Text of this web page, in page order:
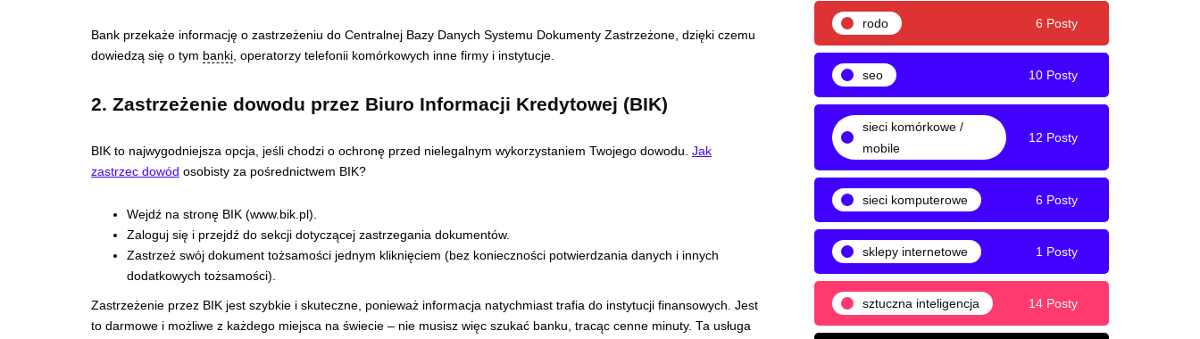
Bank przekaże informację o zastrzeżeniu do Centralnej Bazy Danych Systemu Dokumenty Zastrzeżone, dzięki czemu
dowiedzą się o tym banki, operatorzy telefonii komórkowych inne firmy i instytucje.
2. Zastrzeżenie dowodu przez Biuro Informacji Kredytowej (BIK)
BIK to najwygodniejsza opcja, jeśli chodzi o ochronę przed nielegalnym wykorzystaniem Twojego dowodu. Jak
zastrzec dowód osobisty za pośrednictwem BIK?
Wejdź na stronę BIK (www.bik.pl).
Zaloguj się i przejdź do sekcji dotyczącej zastrzegania dokumentów.
Zastrzeż swój dokument tożsamości jednym kliknięciem (bez konieczności potwierdzania danych i innych
dodatkowych tożsamości).
Zastrzeżenie przez BIK jest szybkie i skuteczne, ponieważ informacja natychmiast trafia do instytucji finansowych. Jest
to darmowe i możliwe z każdego miejsca na świecie – nie musisz więc szukać banku, tracąc cenne minuty. Ta usługa
rodo 6 Posty
seo 10 Posty
sieci komórkowe /
mobile
12 Posty
sieci komputerowe 6 Posty
sklepy internetowe 1 Posty
sztuczna inteligencja 14 Posty